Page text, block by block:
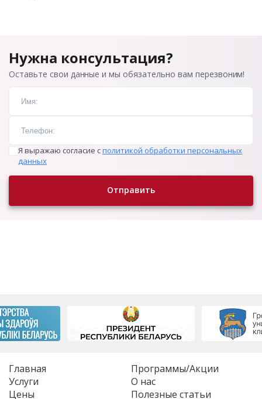
Нужна консультация?
Оставьте свои данные и мы обязательно вам перезвоним!
Я выражаю согласие сполитикой обработки персональных
данных
Отправить
Главная
Услуги
Цены
Программы/Акции
О нас
Полезные статьи